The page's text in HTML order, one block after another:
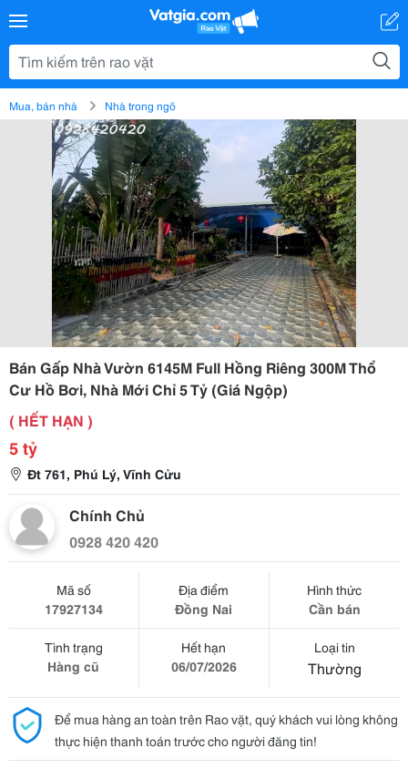
Mua, bán nhà Nhà trong ngõ
Bán Gấp Nhà Vườn 6145M Full Hồng Riêng 300M Thổ
Cư Hồ Bơi, Nhà Mới Chỉ 5 Tỷ (Giá Ngộp)
( HẾT HẠN )
5 tỷ
Đt 761, Phú Lý, Vĩnh Cửu
Chính Chủ
0928 420 420
Mã số
17927134
Địa điểm
Đồng Nai
Hình thức
Cần bán
Tình trạng
Hàng cũ
Hết hạn
06/07/2026
Loại tin
Thường
Để mua hàng an toàn trên Rao vặt, quý khách vui lòng không
thực hiện thanh toán trước cho người đăng tin!